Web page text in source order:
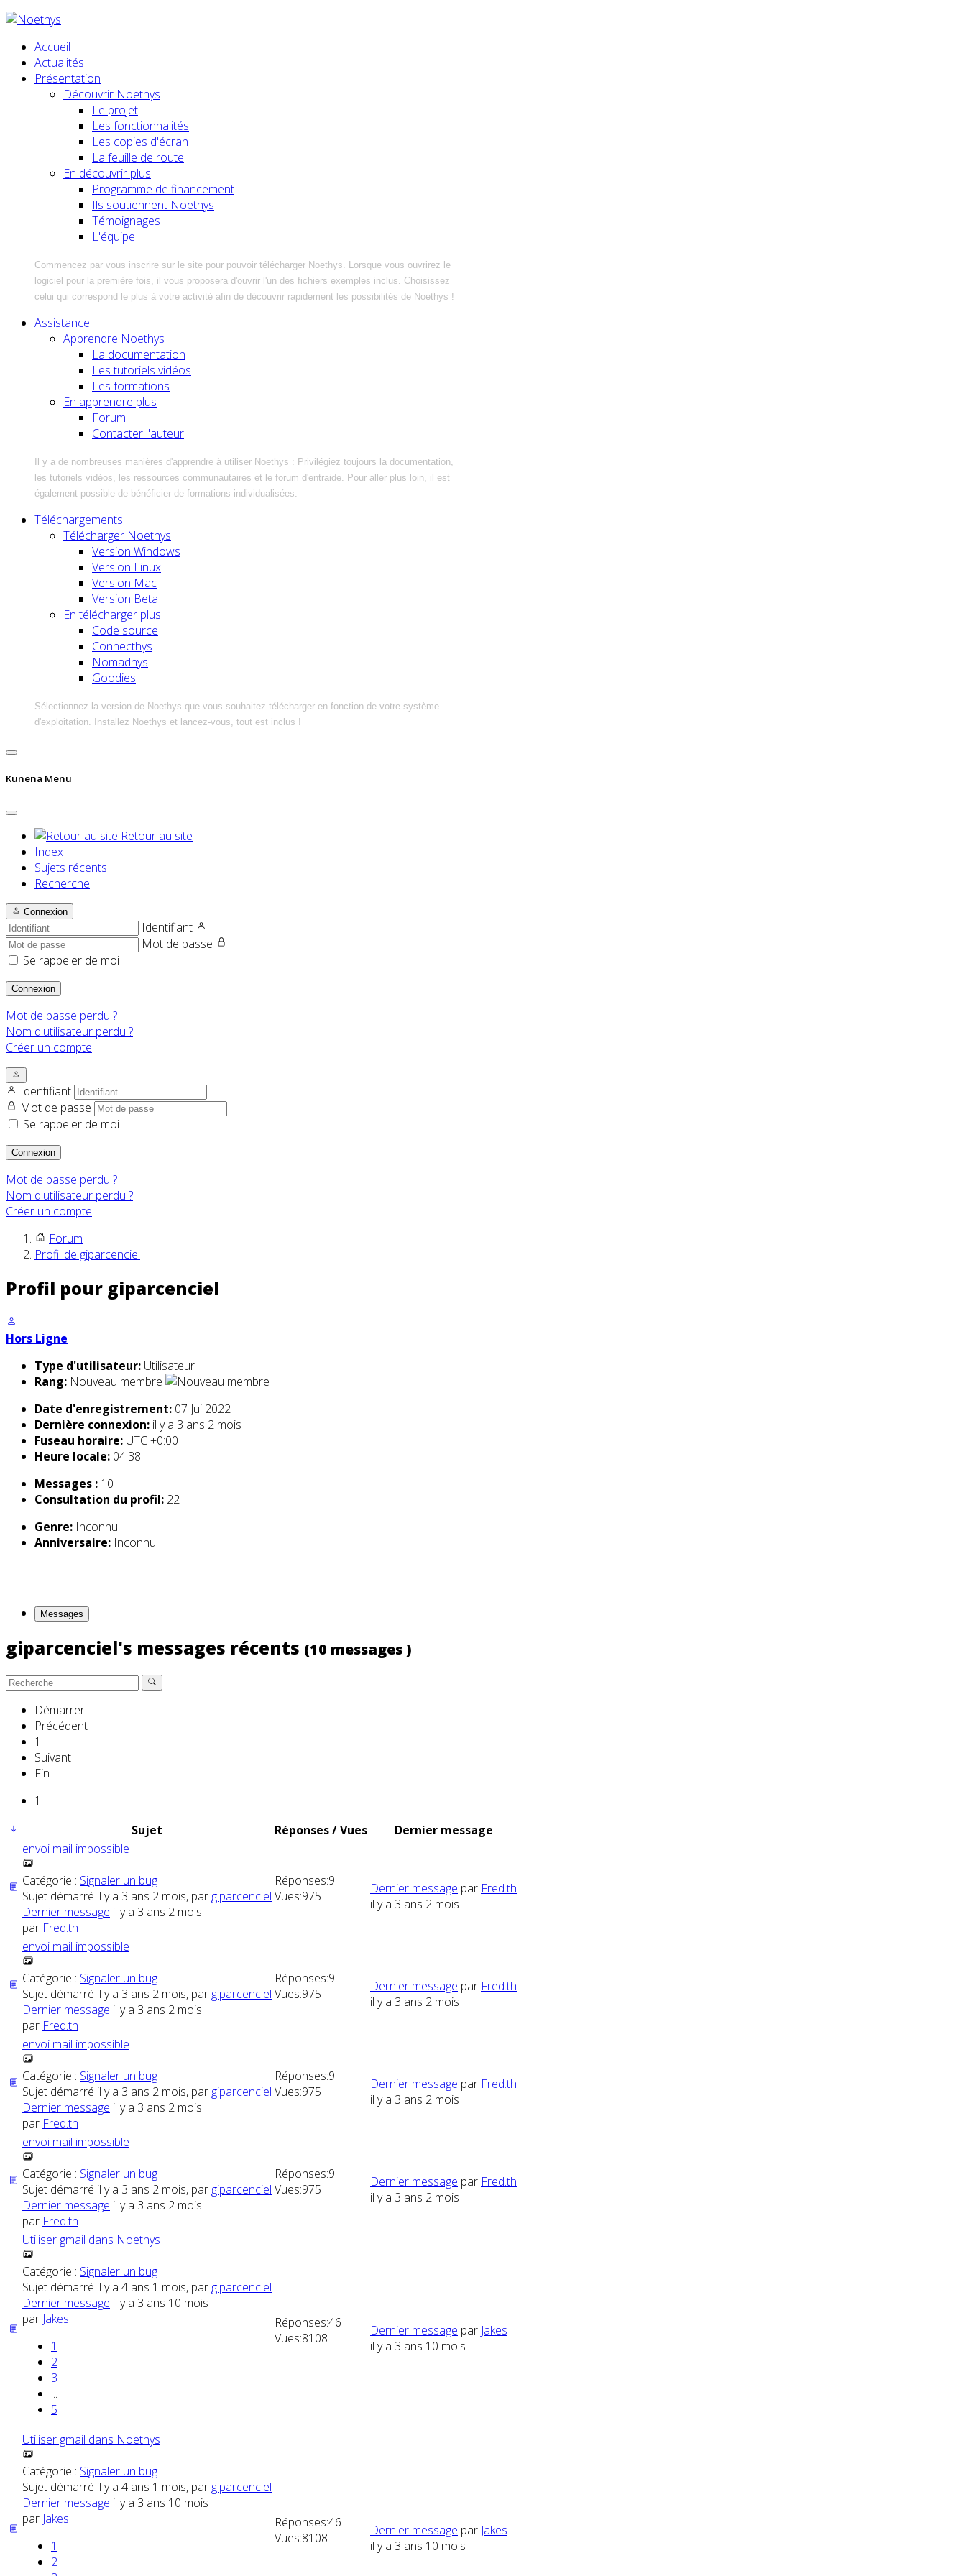
Accueil
Actualités
Présentation
Découvrir Noethys
Le projet
Les fonctionnalités
Les copies d'écran
La feuille de route
En découvrir plus
Programme de financement
Ils soutiennent Noethys
Témoignages
L'équipe
Commencez par vous inscrire sur le site pour pouvoir télécharger Noethys. Lorsque vous ouvrirez le
logiciel pour la première fois, il vous proposera d'ouvrir l'un des fichiers exemples inclus. Choisissez
celui qui correspond le plus à votre activité afin de découvrir rapidement les possibilités de Noethys !
Assistance
Apprendre Noethys
La documentation
Les tutoriels vidéos
Les formations
En apprendre plus
Forum
Contacter l'auteur
Il y a de nombreuses manières d'apprendre à utiliser Noethys : Privilégiez toujours la documentation,
les tutoriels vidéos, les ressources communautaires et le forum d'entraide. Pour aller plus loin, il est
également possible de bénéficier de formations individualisées.
Téléchargements
Télécharger Noethys
Version Windows
Version Linux
Version Mac
Version Beta
En télécharger plus
Code source
Connecthys
Nomadhys
Goodies
Sélectionnez la version de Noethys que vous souhaitez télécharger en fonction de votre système
d'exploitation. Installez Noethys et lancez-vous, tout est inclus !
Kunena Menu
Retour au site
Index
Sujets récents
Recherche
Connexion
Identifiant
Mot de passe
Se rappeler de moi
Connexion
Mot de passe perdu ?
Nom d'utilisateur perdu ?
Créer un compte
Identifiant
Mot de passe
Se rappeler de moi
Connexion
Mot de passe perdu ?
Nom d'utilisateur perdu ?
Créer un compte
Forum
Profil de giparcenciel
Profil pour giparcenciel
Hors Ligne
Type d'utilisateur: Utilisateur
Rang: Nouveau membre
Date d'enregistrement: 07 Jui 2022
Dernière connexion: il y a 3 ans 2 mois
Fuseau horaire: UTC +0:00
Heure locale: 04:38
Messages : 10
Consultation du profil: 22
Genre: Inconnu
Anniversaire: Inconnu
Messages
giparcenciel's messages récents (10 messages )
Démarrer
Précédent
1
Suivant
Fin
1
Sujet
Réponses / Vues
Dernier message
envoi mail impossible
Catégorie : Signaler un bug
Sujet démarré il y a 3 ans 2 mois, par giparcenciel
Dernier message il y a 3 ans 2 mois
par Fred.th
Réponses:9
Vues:975 Dernier message par Fred.th
il y a 3 ans 2 mois
envoi mail impossible
Catégorie : Signaler un bug
Sujet démarré il y a 3 ans 2 mois, par giparcenciel
Dernier message il y a 3 ans 2 mois
par Fred.th
Réponses:9
Vues:975 Dernier message par Fred.th
il y a 3 ans 2 mois
envoi mail impossible
Catégorie : Signaler un bug
Sujet démarré il y a 3 ans 2 mois, par giparcenciel
Dernier message il y a 3 ans 2 mois
par Fred.th
Réponses:9
Vues:975 Dernier message par Fred.th
il y a 3 ans 2 mois
envoi mail impossible
Catégorie : Signaler un bug
Sujet démarré il y a 3 ans 2 mois, par giparcenciel
Dernier message il y a 3 ans 2 mois
par Fred.th
Réponses:9
Vues:975 Dernier message par Fred.th
il y a 3 ans 2 mois
Utiliser gmail dans Noethys
Catégorie : Signaler un bug
Sujet démarré il y a 4 ans 1 mois, par giparcenciel
Dernier message il y a 3 ans 10 mois
par Jakes
1
2
3
...
5
Réponses:46
Vues:8108 Dernier message par Jakes
il y a 3 ans 10 mois
Utiliser gmail dans Noethys
Catégorie : Signaler un bug
Sujet démarré il y a 4 ans 1 mois, par giparcenciel
Dernier message il y a 3 ans 10 mois
par Jakes
1
2
Réponses:46
Vues:8108 Dernier message par Jakes
il y a 3 ans 10 mois